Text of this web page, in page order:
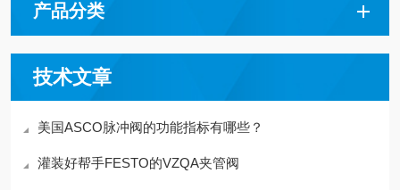
产品分类
技术文章
美国ASCO脉冲阀的功能指标有哪些？
灌装好帮手FESTO的VZQA夹管阀